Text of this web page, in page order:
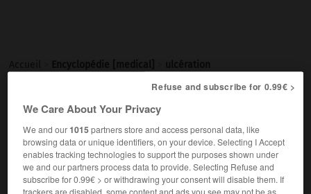
Cet article est extrait de l'ouvrage « Larousse Médical ».
Ulcère superficiel qui est la conséquence de ce processus.
Refuse and subscribe for 0.99€ >
We Care About Your Privacy
We and our1015partners store and access personal data, like
browsing data or unique identifiers, on your device. Selecting I Accept
enables tracking technologies to support the purposes shown under
we and our partners process data to provide. Selecting Refuse and
subscribe for 0.99€ > or withdrawing your consent will disable them. If
trackers are disabled, some content and ads you see may not be as